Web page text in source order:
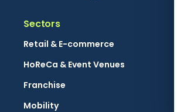
Sectors
Retail & E-commerce
HoReCa & Event Venues
Franchise
Mobility